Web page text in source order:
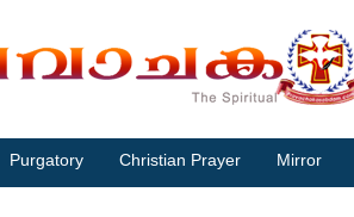
Purgatory Christian Prayer Mirror